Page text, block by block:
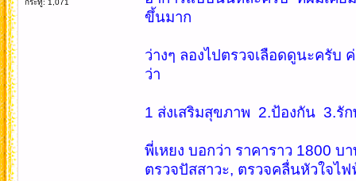
ขึ้นมาก
ว่างๆ ลองไปตรวจเลือดดูนะครับ
ว่า
1 ส่งเสริมสุขภาพ 2.ป้องกัน 3.รั
พี่เหยง บอกว่า ราคาราว 1800
ตรวจปัสสาวะ, ตรวจคลื่นหัวใจไฟ